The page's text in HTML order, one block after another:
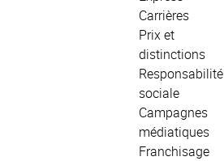
Carrières
Prix et
distinctions
Responsabilité
sociale
Campagnes
médiatiques
Franchisage